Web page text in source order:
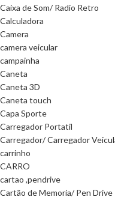
Caixa de Som/ Radio Retro
Calculadora
Camera
camera veicular
campainha
Caneta
Caneta 3D
Caneta touch
Capa Sporte
Carregador Portatil
Carregador/ Carregador
carrinho
CARRO
cartao ,pendrive
Cartão de Memoria/ Pen Drive